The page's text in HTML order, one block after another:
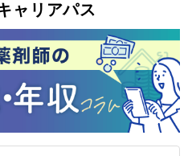
ャリアパス